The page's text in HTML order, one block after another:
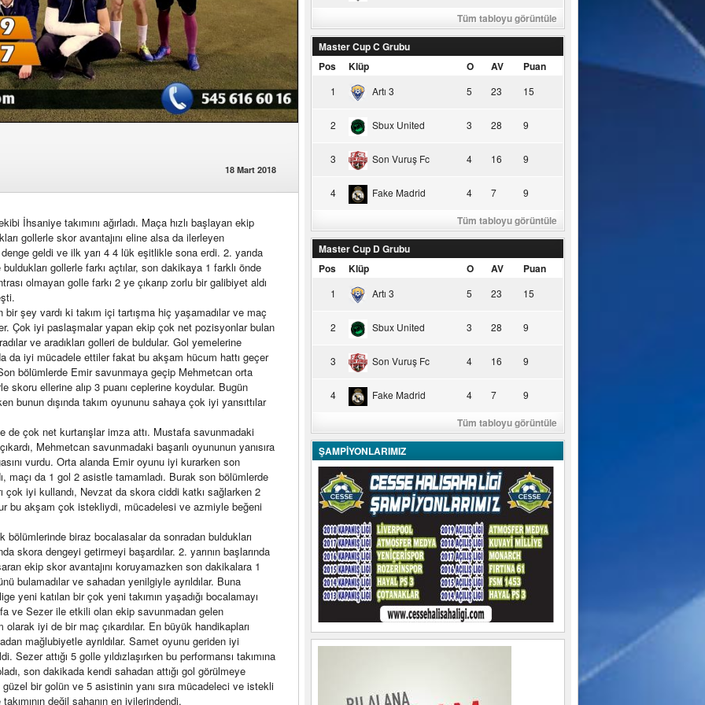
18 Mart 2018
İhsaniye takımını ağırladı. Maça hızlı başlayan ekip
gollerle skor avantajını eline alsa da ilerleyen
geldi ve ilk yarı 4 4 lük eşitlikle sona erdi. 2. yarıda
gollerle farkı açtılar, son dakikaya 1 farklı önde
olmayan golle farkı 2 ye çıkarıp zorlu bir galibiyet aldı
şey vardı ki takım içi tartışma hiç yaşamadılar ve maç
Çok iyi paslaşmalar yapan ekip çok net pozisyonlar bulan
ve aradıkları golleri de buldular. Gol yemelerine
da iyi mücadele ettiler fakat bu akşam hücum hattı geçer
bölümlerde Emir savunmaya geçip Mehmetcan orta
skoru ellerine alıp 3 puanı ceplerine koydular. Bugün
bunun dışında takım oyununu sahaya çok iyi yansıttılar
de çok net kurtarışlar imza attı. Mustafa savunmadaki
Mehmetcan savunmadaki başarılı oyununun yanısıra
vurdu. Orta alanda Emir oyunu iyi kurarken son
maçı da 1 gol 2 asistle tamamladı. Burak son bölümlerde
çok iyi kullandı, Nevzat da skora ciddi katkı sağlarken 2
bu akşam çok istekliydi, mücadelesi ve azmiyle beğeni
bölümlerinde biraz bocalasalar da sonradan buldukları
skora dengeyi getirmeyi başardılar. 2. yarının başlarında
ekip skor avantajını koruyamazken son dakikalara 1
bulamadılar ve sahadan yenilgiyle ayrıldılar. Buna
yeni katılan bir çok yeni takımın yaşadığı bocalamayı
ve Sezer ile etkili olan ekip savunmadan gelen
iyi de bir maç çıkardılar. En büyük handikapları
mağlubiyetle ayrıldılar. Samet oyunu geriden iyi
Sezer attığı 5 golle yıldızlaşırken bu performansı takımına
son dakikada kendi sahadan attığı gol görülmeye
bir golün ve 5 asistinin yanı sıra mücadeleci ve istekli
değil sahanın en iyilerindendi.
Tüm tabloyu görüntüle
Master Cup C Grubu
Pos
Klüp O AV Puan
1 Artı 3 5 23 15
2 Sbux United 3 28 9
3 Son Vuruş Fc 4 16 9
4 Fake Madrid 4 7 9
Tüm tabloyu görüntüle
Master Cup D Grubu
Pos
Klüp O AV Puan
1 Artı 3 5 23 15
2 Sbux United 3 28 9
3 Son Vuruş Fc 4 16 9
4 Fake Madrid 4 7 9
Tüm tabloyu görüntüle
ŞAMPİYONLARIMIZ